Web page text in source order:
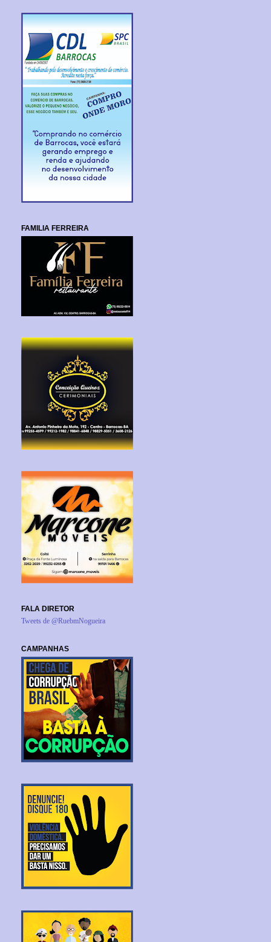
FAMILIA FERREIRA
FALA DIRETOR
Tweets de @RuebmNogueira
CAMPANHAS